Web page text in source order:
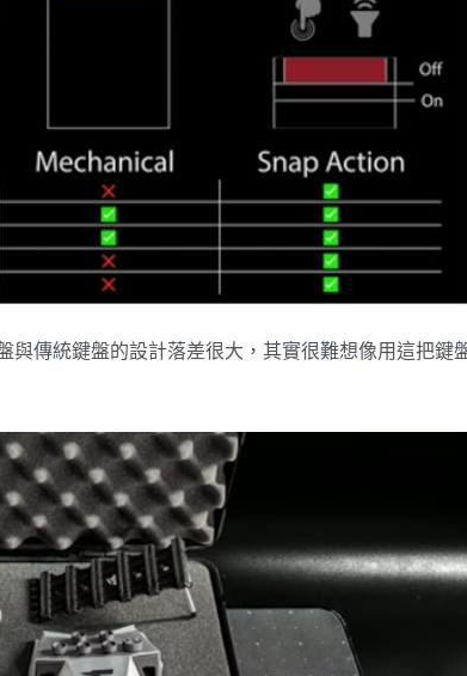
傳統鍵盤的設計落差很大，其實很難想像用這把鍵